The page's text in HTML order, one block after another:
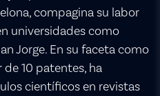
compagina su labor
universidades como
Jorge. En su faceta como
10 patentes, ha
científicos en revistas